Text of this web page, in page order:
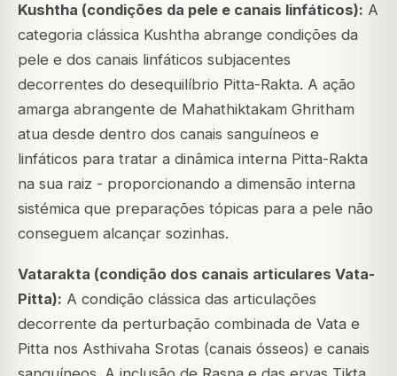
Kushtha (condições da pele e canais linfáticos): A
categoria clássica Kushtha abrange condições da
pele e dos canais linfáticos subjacentes
decorrentes do desequilíbrio Pitta-Rakta. A ação
amarga abrangente de Mahathiktakam Ghritham
atua desde dentro dos canais sanguíneos e
linfáticos para tratar a dinâmica interna Pitta-Rakta
na sua raiz - proporcionando a dimensão interna
sistémica que preparações tópicas para a pele não
conseguem alcançar sozinhas.
Vatarakta (condição dos canais articulares Vata-
Pitta): A condição clássica das articulações
decorrente da perturbação combinada de Vata e
Pitta nos Asthivaha Srotas (canais ósseos) e canais